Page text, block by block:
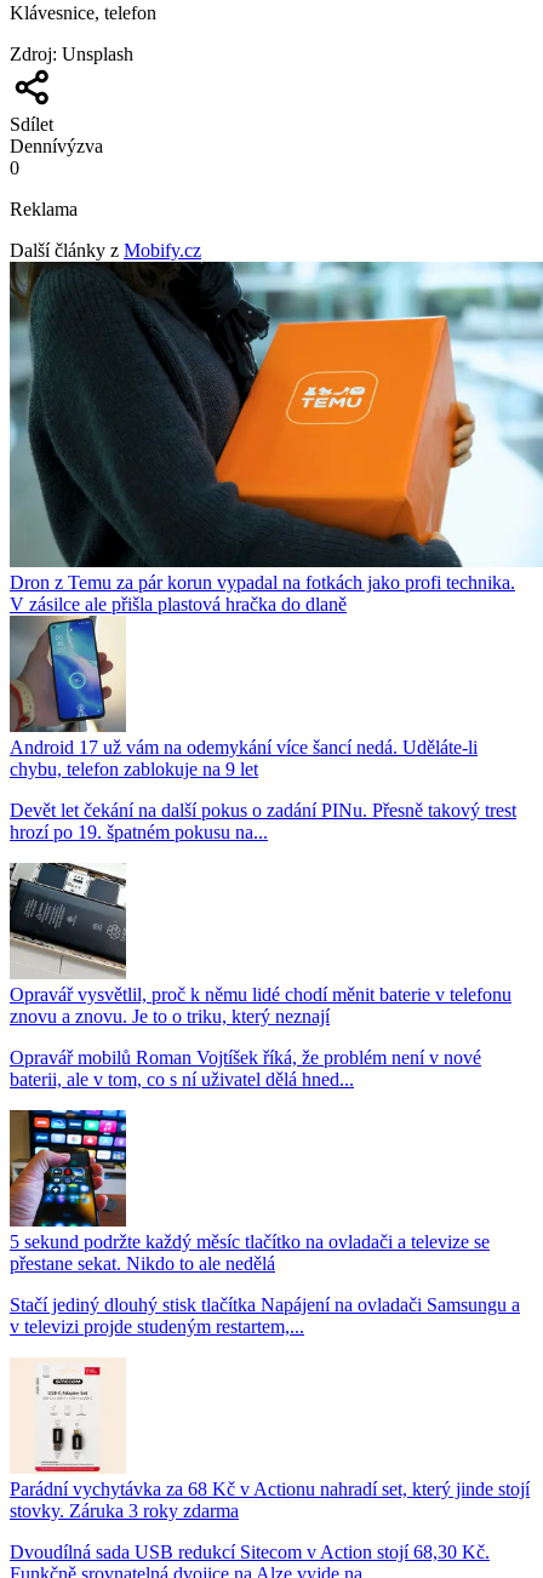
Klávesnice, telefon
Zdroj: Unsplash
Sdílet
Dennívýzva
0
Reklama
Další články z Mobify.cz
Dron z Temu za pár korun vypadal na fotkách jako profi technika.
V zásilce ale přišla plastová hračka do dlaně
Android 17 už vám na odemykání více šancí nedá. Uděláte-li
chybu, telefon zablokuje na 9 let
Devět let čekání na další pokus o zadání PINu. Přesně takový trest
hrozí po 19. špatném pokusu na...
Opravář vysvětlil, proč k němu lidé chodí měnit baterie v telefonu
znovu a znovu. Je to o triku, který neznají
Opravář mobilů Roman Vojtíšek říká, že problém není v nové
baterii, ale v tom, co s ní uživatel dělá hned...
5 sekund podržte každý měsíc tlačítko na ovladači a televize se
přestane sekat. Nikdo to ale nedělá
Stačí jediný dlouhý stisk tlačítka Napájení na ovladači Samsungu a
v televizi projde studeným restartem,...
Parádní vychytávka za 68 Kč v Actionu nahradí set, který jinde stojí
stovky. Záruka 3 roky zdarma
Dvoudílná sada USB redukcí Sitecom v Action stojí 68,30 Kč.
Funkčně srovnatelná dvojice na Alze vyjde na...